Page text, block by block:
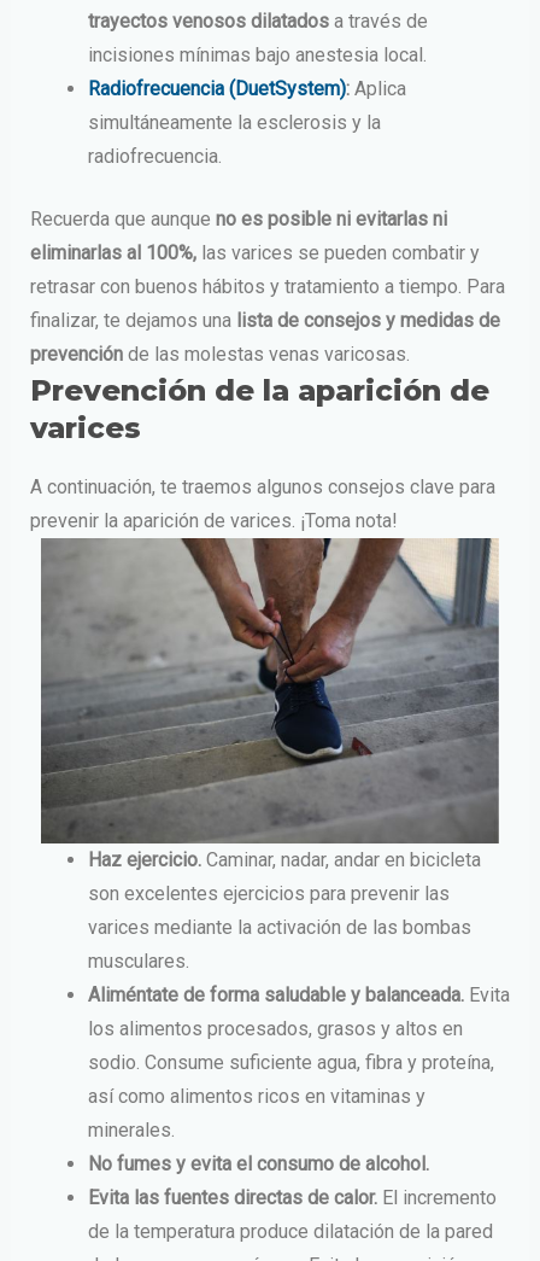
trayectos venosos dilatadosa través de
incisiones mínimas bajo anestesia local.
Radiofrecuencia (DuetSystem):Aplica
simultáneamente la esclerosis y la
radiofrecuencia.
Recuerda que aunque no es posible ni evitarlas ni
eliminarlas al 100%,las varices se pueden combatir y
retrasar con buenos hábitos y tratamiento a tiempo. Para
finalizar, te dejamos una lista de consejos y medidas de
prevenciónde las molestas venas varicosas.
Prevención de la aparición de
varices
A continuación, te traemos algunos consejos clave para
prevenir la aparición de varices. ¡Toma nota!
Haz ejercicio.Caminar, nadar, andar en bicicleta
son excelentes ejercicios para prevenir las
varices mediante la activación de las bombas
musculares.
Aliméntate de forma saludable y balanceada.Evita
los alimentos procesados, grasos y altos en
sodio. Consume suficiente agua, fibra y proteína,
así como alimentos ricos en vitaminas y
minerales.
No fumes y evita el consumo de alcohol.
Evita las fuentes directas de calor.El incremento
de la temperatura produce dilatación de la pared